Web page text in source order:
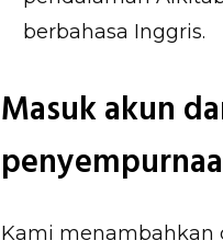
berbahasa Inggris.
Masuk akun
Kami menambahkan